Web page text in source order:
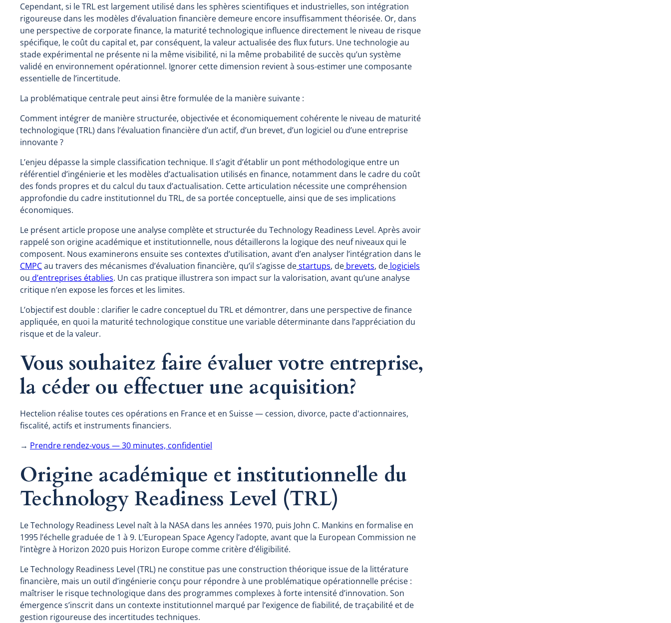
Cependant, si le TRL est largement utilisé dans les sphères scientifiques et industrielles, son intégration
rigoureuse dans les modèles d’évaluation financière demeure encore insuffisamment théorisée. Or, dans
une perspective de corporate finance, la maturité technologique influence directement le niveau de risque
spécifique, le coût du capital et, par conséquent, la valeur actualisée des flux futurs. Une technologie au
stade expérimental ne présente ni la même visibilité, ni la même probabilité de succès qu’un système
validé en environnement opérationnel. Ignorer cette dimension revient à sous-estimer une composante
essentielle de l’incertitude.
La problématique centrale peut ainsi être formulée de la manière suivante :
Comment intégrer de manière structurée, objectivée et économiquement cohérente le niveau de maturité
technologique (TRL) dans l’évaluation financière d’un actif, d’un brevet, d’un logiciel ou d’une entreprise
innovante ?
L’enjeu dépasse la simple classification technique. Il s’agit d’établir un pont méthodologique entre un
référentiel d’ingénierie et les modèles d’actualisation utilisés en finance, notamment dans le cadre du coût
des fonds propres et du calcul du taux d’actualisation. Cette articulation nécessite une compréhension
approfondie du cadre institutionnel du TRL, de sa portée conceptuelle, ainsi que de ses implications
économiques.
Le présent article propose une analyse complète et structurée du Technology Readiness Level. Après avoir
rappelé son origine académique et institutionnelle, nous détaillerons la logique des neuf niveaux qui le
composent. Nous examinerons ensuite ses contextes d’utilisation, avant d’en analyser l’intégration dans le
CMPCau travers des mécanismes d’évaluation financière, qu’il s’agisse destartups, de brevets, de logiciels
ou d’entreprises établies. Un cas pratique illustrera son impact sur la valorisation, avant qu’une analyse
critique n’en expose les forces et les limites.
L’objectif est double : clarifier le cadre conceptuel du TRL et démontrer, dans une perspective de finance
appliquée, en quoi la maturité technologique constitue une variable déterminante dans l’appréciation du
risque et de la valeur.
Vous souhaitez faire évaluer votre entreprise,
la céder ou effectuer une acquisition?
Hectelion réalise toutes ces opérations en France et en Suisse — cession, divorce, pacte d'actionnaires,
fiscalité, actifs et instruments financiers.
→ Prendre rendez-vous — 30 minutes, confidentiel
Origine académique et institutionnelle du
Technology Readiness Level (TRL)
Le Technology Readiness Level naît à la NASA dans les années 1970, puis John C. Mankins en formalise en
1995 l’échelle graduée de 1 à 9. L’European Space Agency l’adopte, avant que la European Commission ne
l’intègre à Horizon 2020 puis Horizon Europe comme critère d’éligibilité.
Le Technology Readiness Level (TRL) ne constitue pas une construction théorique issue de la littérature
financière, mais un outil d’ingénierie conçu pour répondre à une problématique opérationnelle précise :
maîtriser le risque technologique dans des programmes complexes à forte intensité d’innovation. Son
émergence s’inscrit dans un contexte institutionnel marqué par l’exigence de fiabilité, de traçabilité et de
gestion rigoureuse des incertitudes techniques.